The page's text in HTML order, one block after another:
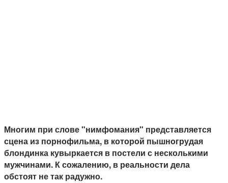
Многим при слове "нимфомания" представляется
сцена из порнофильма, в которой пышногрудая
блондинка кувыркается в постели с несколькими
мужчинами. К сожалению, в реальности дела
обстоят не так радужно.